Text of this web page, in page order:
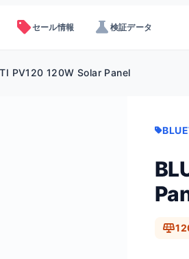
sellセール情報 science 検証データ
PV120 120W Solar Panel